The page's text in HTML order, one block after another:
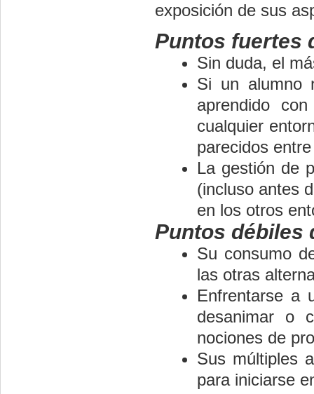
exposición de sus
Puntos fuertes
Sin duda, el
Si un alumno
aprendido
cualquier
parecidos
La gestión de
(incluso antes
en los otros
Puntos débiles
Su consumo
las otras
Enfrentarse a
desanimar o
nociones de
Sus múltiples
para iniciarse